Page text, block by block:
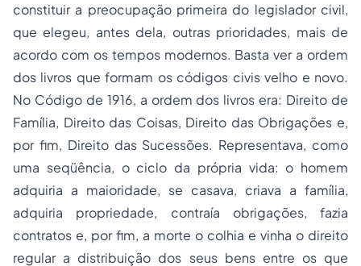
constituir a preocupação primeira do legislador civil,
que elegeu, antes dela, outras prioridades, mais de
acordo com os tempos modernos. Basta ver a ordem
dos livros que formam os códigos civis velho e novo.
No Código de 1916, a ordem dos livros era: Direito de
Família, Direito das Coisas, Direito das Obrigações e,
por fim, Direito das Sucessões. Representava, como
uma seqüência, o ciclo da própria vida: o homem
adquiria a maioridade, se casava, criava a família,
adquiria propriedade, contraía obrigações, fazia
contratos e, por fim, a morte o colhia e vinha o direito
regular a distribuição dos seus bens entre os que